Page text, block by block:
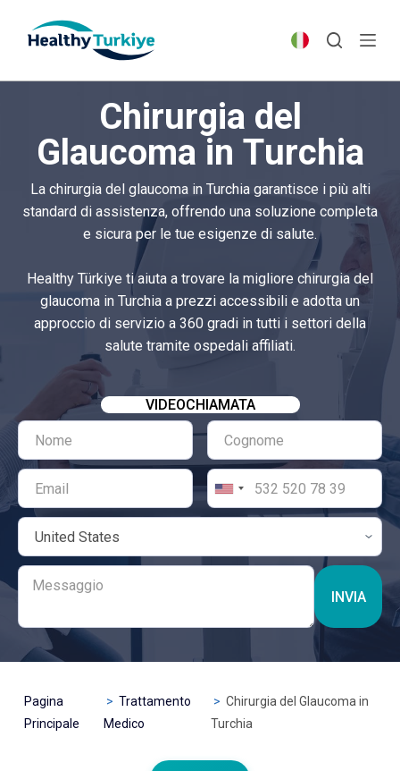
p
Chirurgia del
Glaucoma in Turchia
La chirurgia del glaucoma in Turchia garantisce i più alti
standard di assistenza, offrendo una soluzione completa
e sicura per le tue esigenze di salute.
Healthy Türkiye ti aiuta a trovare la migliore chirurgia del
glaucoma in Turchia a prezzi accessibili e adotta un
approccio di servizio a 360 gradi in tutti i settori della
salute tramite ospedali affiliati.
VIDEOCHIAMATA
INVIA
Pagina
Principale
Trattamento
Medico
Chirurgia del Glaucoma in
Turchia